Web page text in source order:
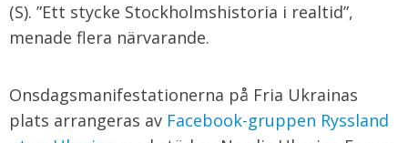
(S). ”Ett stycke Stockholmshistoria i realtid”,
menade flera närvarande.
Onsdagsmanifestationerna på Fria Ukrainas
plats arrangeras av Facebook-gruppen Ryssland